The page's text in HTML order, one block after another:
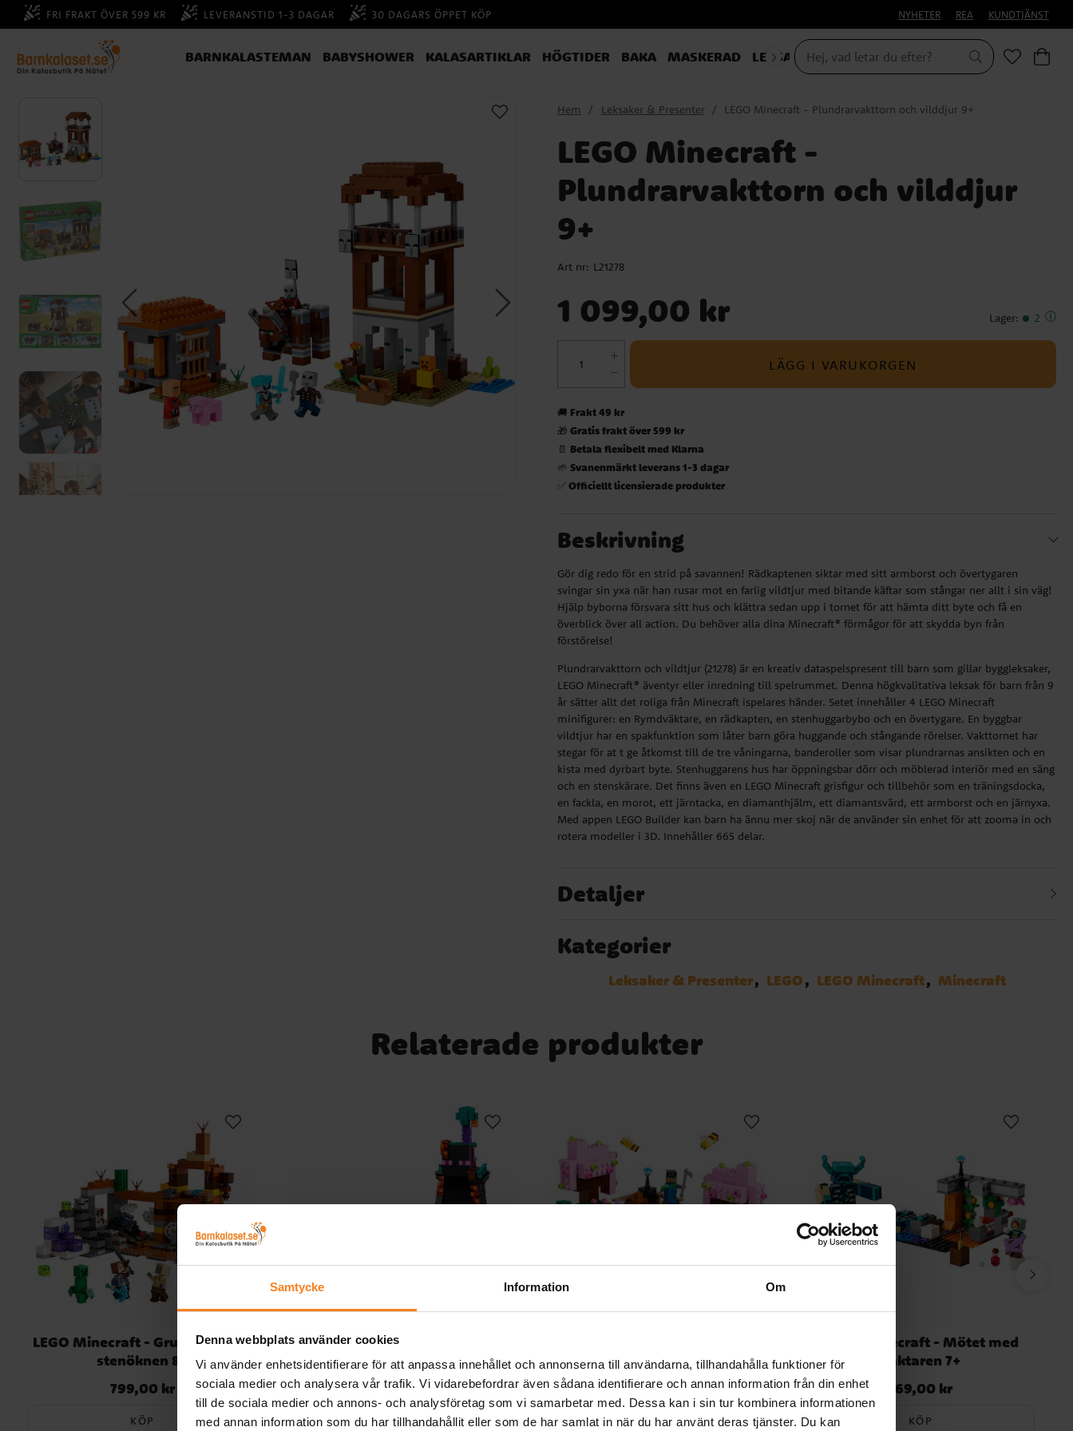
Samtycke Information Om
Denna webbplats använder cookies
Vi använder enhetsidentifierare för att anpassa innehållet och annonserna till användarna, tillhandahålla funktioner för
sociala medier och analysera vår trafik. Vi vidarebefordrar även sådana identifierare och annan information från din enhet
till de sociala medier och annons- och analysföretag som vi samarbetar med. Dessa kan i sin tur kombinera informationen
med annan information som du har tillhandahållit eller som de har samlat in när du har använt deras tjänster. Du kan
FRI FRAKT ÖVER 599 KR LEVERANSTID 1-3 DAGAR 30 DAGARS ÖPPET KÖP NYHETER REA KUNDTJÄNST
BARNKALASTEMAN BABYSHOWER KALASARTIKLAR HÖGTIDER BAKA MASKERAD LEKSAKER & PRESENTER
Hem Leksaker & Presenter LEGO Minecraft - Plundrarvakttorn och vilddjur 9+
LEGO Minecraft -
Plundrarvakttorn och vilddjur
9+
Art nr: L21278
1 099,00 kr Lager: 2
LÄGG I VARUKORGEN
🚚 Frakt 49 kr
🎁Gratis frakt över 599 kr
📄 Betala flexibelt med Klarna
🌱Svanenmärkt leverans 1-3 dagar
✅Officiellt licensierade produkter
Beskrivning
Gör dig redo för en strid på savannen! Rädkaptenen siktar med sitt armborst och övertygaren
svingar sin yxa när han rusar mot en farlig vildtjur med bitande käftar som stångar ner allt i sin väg!
Hjälp byborna försvara sitt hus och klättra sedan upp i tornet för att hämta ditt byte och få en
överblick över all action. Du behöver alla dina Minecraft® förmågor för att skydda byn från
förstörelse!
Plundrarvakttorn och vildtjur (21278) är en kreativ dataspelspresent till barn som gillar byggleksaker,
LEGO Minecraft® äventyr eller inredning till spelrummet. Denna högkvalitativa leksak för barn från 9
år sätter allt det roliga från Minecraft ispelares händer. Setet innehåller 4 LEGO Minecraft
minifigurer: en Rymdväktare, en rädkapten, en stenhuggarbybo och en övertygare. En byggbar
vildtjur har en spakfunktion som låter barn göra huggande och stångande rörelser. Vakttornet har
stegar för at t ge åtkomst till de tre våningarna, banderoller som visar plundrarnas ansikten och en
kista med dyrbart byte. Stenhuggarens hus har öppningsbar dörr och möblerad interiör med en säng
och en stenskärare. Det finns även en LEGO Minecraft grisfigur och tillbehör som en träningsdocka,
en fackla, en morot, ett järntacka, en diamanthjälm, ett diamantsvärd, ett armborst och en järnyxa.
Med appen LEGO Builder kan barn ha ännu mer skoj när de använder sin enhet för att zooma in och
rotera modeller i 3D. Innehåller 665 delar.
Detaljer
Kategorier
Leksaker & Presenter LEGO LEGO Minecraft Minecraft
Relaterade produkter
LEGO Minecraft - Gruvschaktet i
stenöknen 8+
Pris:799,00 kr
799,00 kr
KÖP
LEGO Minecraft -
Endermantornet 9+
Pris:1 349,00 kr
1 349,00 kr
KÖP
Körsbärsträdgården 8+
Pris:369,00 kr
369,00 kr
KÖP
LEGO Minecraft - Mötet med
väktaren 7+
Pris:269,00 kr
269,00 kr
KÖP